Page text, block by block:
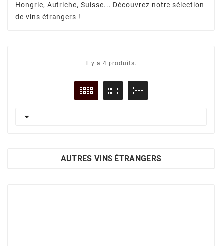
Hongrie, Autriche, Suisse... Découvrez notre sélection
de vins étrangers !
Il y a 4 produits.

AUTRES VINS ÉTRANGERS